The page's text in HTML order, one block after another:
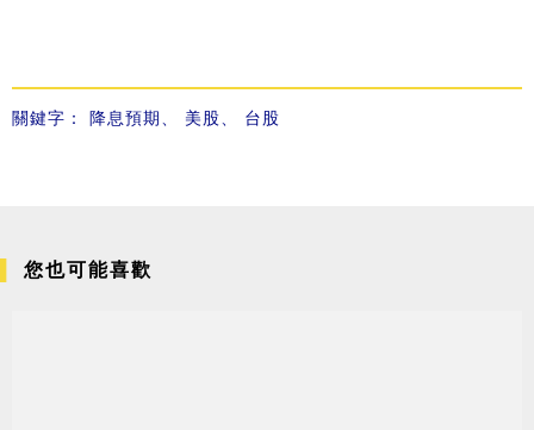
關鍵字： 降息預期 美股 台股
您也可能喜歡